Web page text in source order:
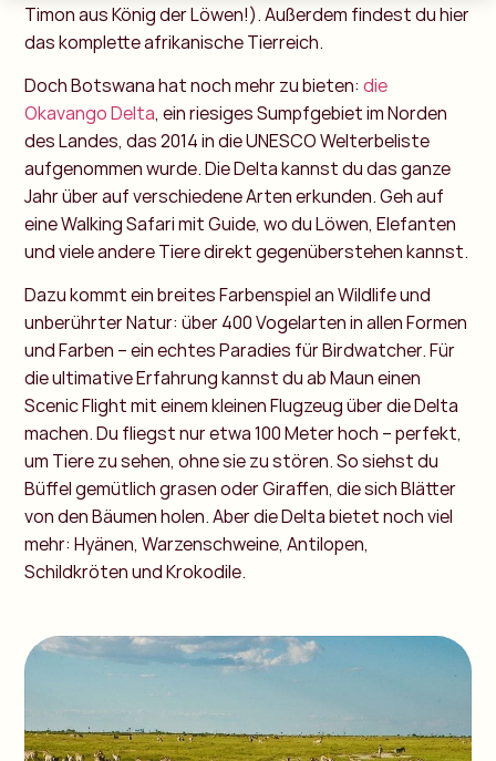
Timon aus König der Löwen!). Außerdem findest du hier
das komplette afrikanische Tierreich.
Doch Botswana hat noch mehr zu bieten:die
Okavango Delta, ein riesiges Sumpfgebiet im Norden
des Landes, das 2014 in die UNESCO Welterbeliste
aufgenommen wurde. Die Delta kannst du das ganze
Jahr über auf verschiedene Arten erkunden. Geh auf
eine Walking Safari mit Guide, wo du Löwen, Elefanten
und viele andere Tiere direkt gegenüberstehen kannst.
Dazu kommt ein breites Farbenspiel an Wildlife und
unberührter Natur: über 400 Vogelarten in allen Formen
und Farben – ein echtes Paradies für Birdwatcher. Für
die ultimative Erfahrung kannst du ab Maun einen
Scenic Flight mit einem kleinen Flugzeug über die Delta
machen. Du fliegst nur etwa 100 Meter hoch – perfekt,
um Tiere zu sehen, ohne sie zu stören. So siehst du
Büffel gemütlich grasen oder Giraffen, die sich Blätter
von den Bäumen holen. Aber die Delta bietet noch viel
mehr: Hyänen, Warzenschweine, Antilopen,
Schildkröten und Krokodile.